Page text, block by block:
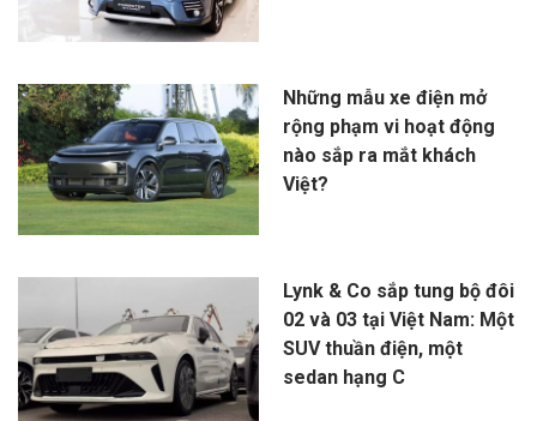
Những mẫu xe điện mở
rộng phạm vi hoạt động
nào sắp ra mắt khách
Việt?
Lynk & Co sắp tung bộ đôi
02 và 03 tại Việt Nam: Một
SUV thuần điện, một
sedan hạng C